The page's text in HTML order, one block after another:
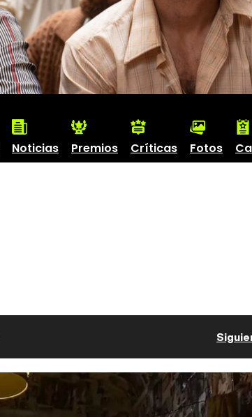
Noticias Premios Críticas Fotos